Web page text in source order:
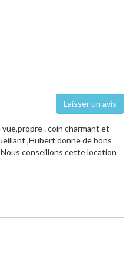
Laisser un avis
. coin charmant et
,Hubert donne de bons
conseillons cette location